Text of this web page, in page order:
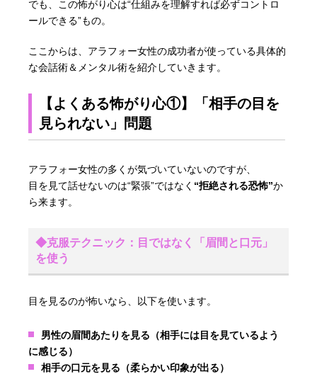
でも、この怖がり心は“仕組みを理解すれば必ずコントロ
ールできる”もの。
ここからは、アラフォー女性の成功者が使っている具体的
な会話術＆メンタル術を紹介していきます。
【よくある怖がり心①】「相手の目を
見られない」問題
アラフォー女性の多くが気づいていないのですが、
目を見て話せないのは“緊張”ではなく “拒絶される恐怖”か
ら来ます。
◆克服テクニック：目ではなく「眉間と口元」
を使う
目を見るのが怖いなら、以下を使います。
男性の眉間あたりを見る（相手には目を見ているよう
に感じる）
相手の口元を見る（柔らかい印象が出る）